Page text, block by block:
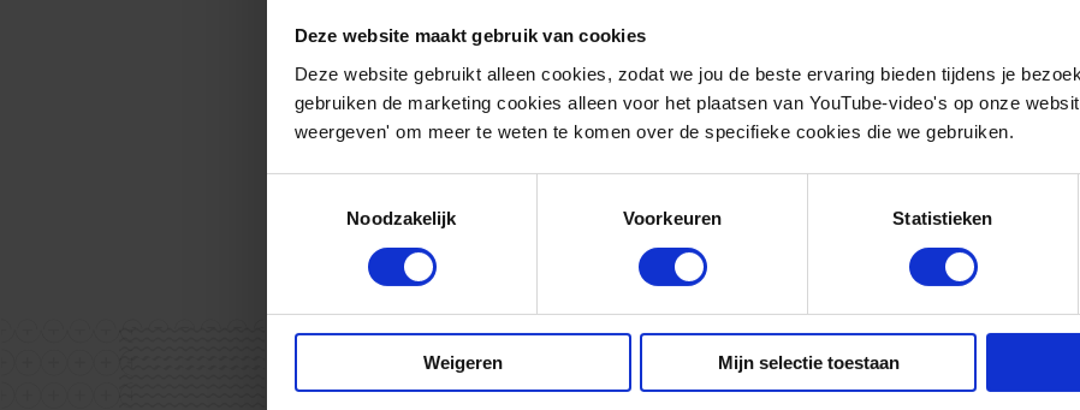
Deze website maakt gebruik van cookies
Deze website gebruikt alleen cookies, zodat we jou de beste ervaring bieden tijdens je
gebruiken de marketing cookies alleen voor het plaatsen van YouTube-video's op onze
weergeven' om meer te weten te komen over de specifieke cookies die we gebruiken.
Noodzakelijk
Voorkeuren Statistieken
Weigeren Mijn selectie toestaan